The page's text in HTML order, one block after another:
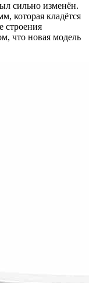
сильно изменён.
которая кладётся
строения
что новая модель